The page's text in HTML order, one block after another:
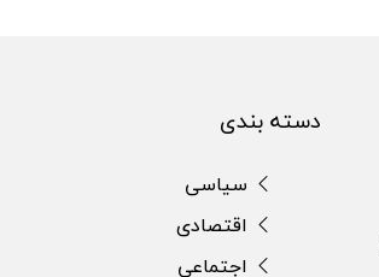
دسته بندی
سیاسی
اقتصادی
اجتماعی